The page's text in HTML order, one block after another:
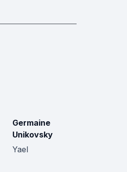
Germaine
Unikovsky
Yael